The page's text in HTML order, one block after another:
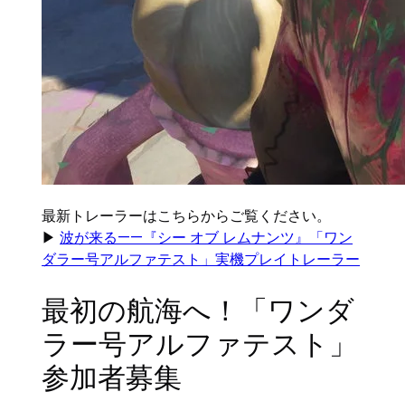
最新トレーラーはこちらからご覧ください。
▶波が来る——『シー オブ レムナンツ』「ワン
ダラー号アルファテスト」実機プレイトレーラー
最初の航海へ！「ワンダ
ラー号アルファテスト」
参加者募集